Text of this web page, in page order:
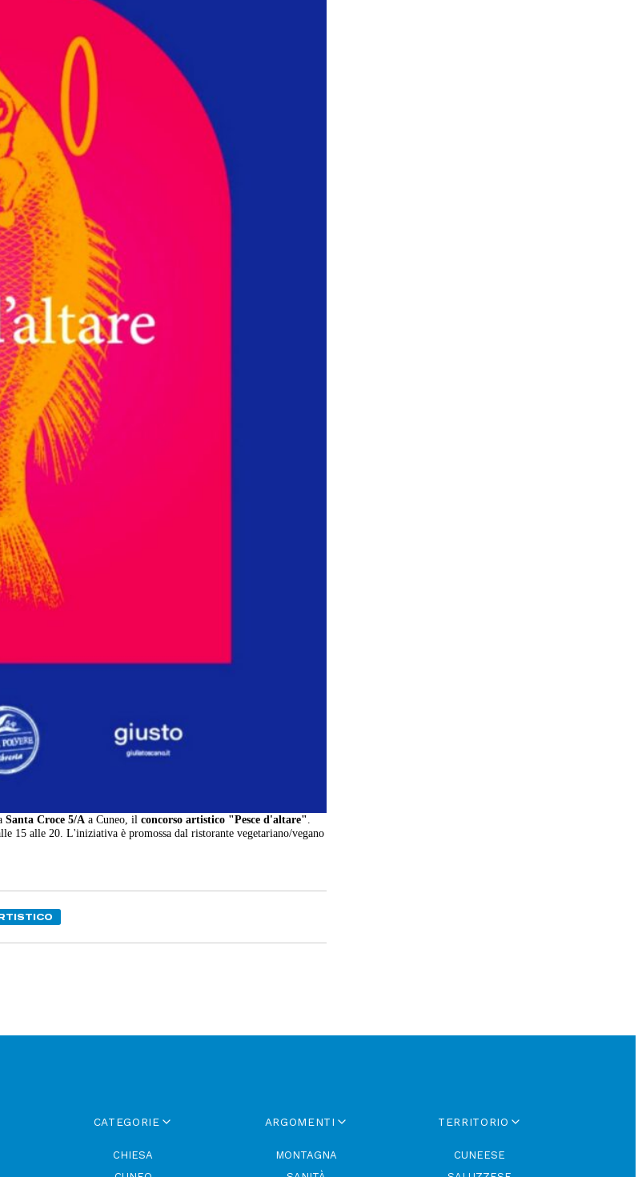
Santa Croce 5/A a Cuneo, ilconcorso artistico "Pesce d'altare".
15 alle 20. L'iniziativa è promossa dal ristorante vegetariano/vegano
CATEGORIE
CHIESA
ARGOMENTI
MONTAGNA
TERRITORIO
CUNEESE